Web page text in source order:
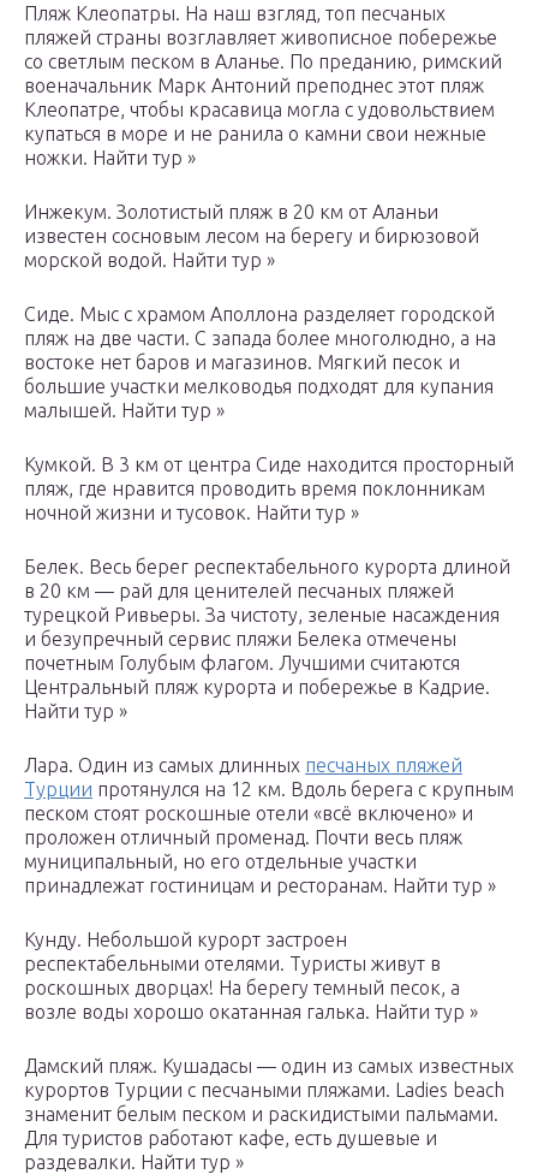
Пляж Клеопатры. На наш взгляд, топ песчаных
пляжей страны возглавляет живописное побережье
со светлым песком в Аланье. По преданию, римский
военачальник Марк Антоний преподнес этот пляж
Клеопатре, чтобы красавица могла с удовольствием
купаться в море и не ранила о камни свои нежные
ножки. Найти тур »
Инжекум. Золотистый пляж в 20 км от Аланьи
известен сосновым лесом на берегу и бирюзовой
морской водой. Найти тур »
Сиде. Мыс с храмом Аполлона разделяет городской
пляж на две части. С запада более многолюдно, а на
востоке нет баров и магазинов. Мягкий песок и
большие участки мелководья подходят для купания
малышей. Найти тур »
Кумкой. В 3 км от центра Сиде находится просторный
пляж, где нравится проводить время поклонникам
ночной жизни и тусовок. Найти тур »
Белек. Весь берег респектабельного курорта длиной
в 20 км — рай для ценителей песчаных пляжей
турецкой Ривьеры. За чистоту, зеленые насаждения
и безупречный сервис пляжи Белека отмечены
почетным Голубым флагом. Лучшими считаются
Центральный пляж курорта и побережье в Кадрие.
Найти тур »
Лара. Один из самых длинных песчаных пляжей
Турции протянулся на 12 км. Вдоль берега с крупным
песком стоят роскошные отели «всё включено» и
проложен отличный променад. Почти весь пляж
муниципальный, но его отдельные участки
принадлежат гостиницам и ресторанам. Найти тур »
Кунду. Небольшой курорт застроен
респектабельными отелями. Туристы живут в
роскошных дворцах! На берегу темный песок, а
возле воды хорошо окатанная галька. Найти тур »
Дамский пляж. Кушадасы — один из самых известных
курортов Турции с песчаными пляжами. Ladies beach
знаменит белым песком и раскидистыми пальмами.
Для туристов работают кафе, есть душевые и
раздевалки. Найти тур »